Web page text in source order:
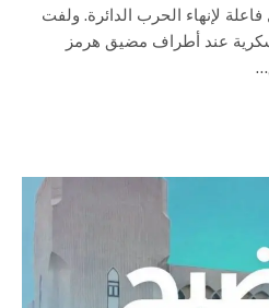
لإنهاء الحرب الدائرة. ولفت
عند أطراف مضيق هرمز